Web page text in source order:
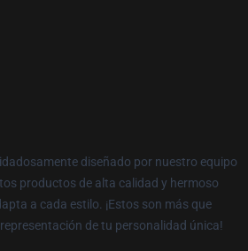
diseñado por nuestro equipo
productos de alta calidad y hermoso
a cada estilo. ¡Estos son más que
de tu personalidad única!